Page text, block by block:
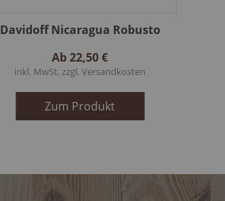
Davidoff Nicaragua Robusto
Ab22,50 €
inkl. MwSt, zzgl.Versandkosten
Zum Produkt